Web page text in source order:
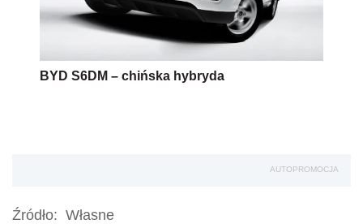
BYD S6DM – chińska hybryda
AUTOPROMOCJA
Źródło: Własne